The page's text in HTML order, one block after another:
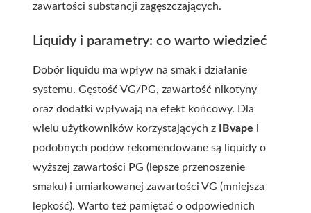
zawartości substancji zagęszczających.
Liquidy i parametry: co warto wiedzieć
Dobór liquidu ma wpływ na smak i działanie
systemu. Gęstość VG/PG, zawartość nikotyny
oraz dodatki wpływają na efekt końcowy. Dla
wielu użytkowników korzystających z
IBvape i
podobnych podów rekomendowane są liquidy o
wyższej zawartości PG (lepsze przenoszenie
smaku) i umiarkowanej zawartości VG (mniejsza
lepkość). Warto też pamiętać o odpowiednich